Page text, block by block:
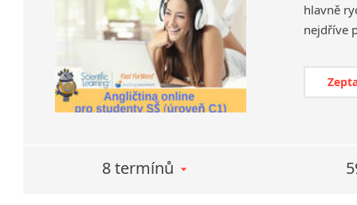
hlavně
8 termínů